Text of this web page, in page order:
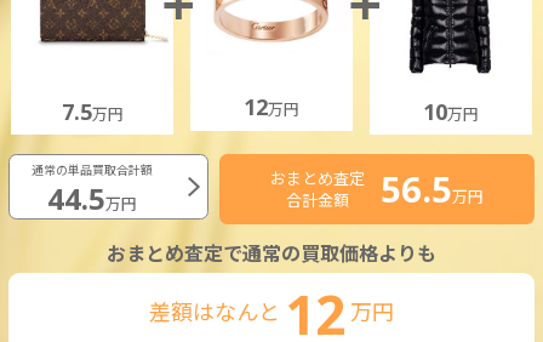
7.5万円 12万円 10万円
通常の単品買取合計額
44.5万円
おまとめ査定
合計金額
56.5万円
おまとめ査定で通常の買取価格よりも
差額はなんと 12 万円